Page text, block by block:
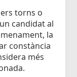
torns o
candidat al
la
constància
més